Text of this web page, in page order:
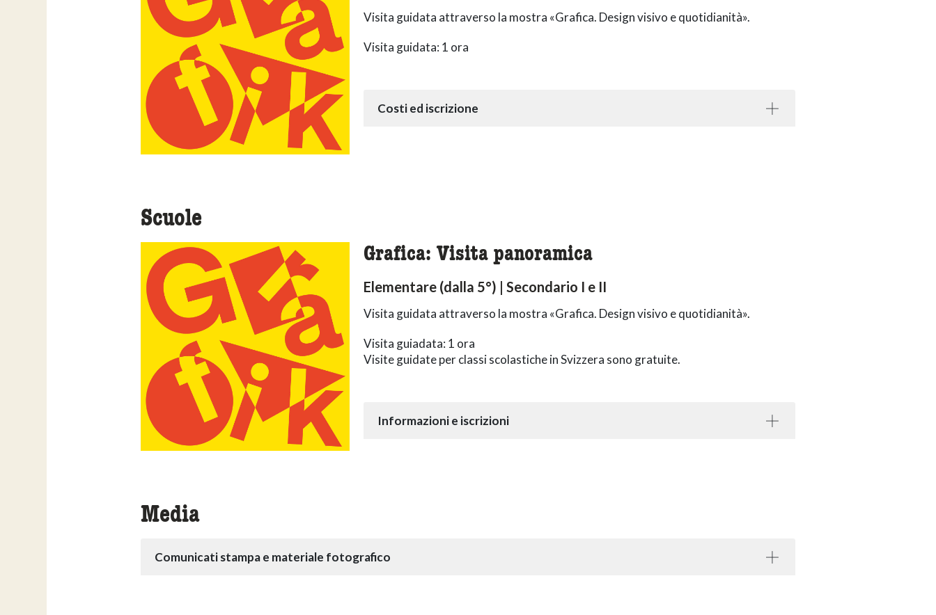
Visita guidata attraverso la mostra «Grafica. Design visivo e quotidianità».
Visita guidata: 1 ora
Costi ed iscrizione
Scuole
Grafica: Visita panoramica
Elementare (dalla 5°) | Secondario I e II
Visita guidata attraverso la mostra «Grafica. Design visivo e quotidianità».
Visita guiadata: 1 ora
Visite guidate per classi scolastiche in Svizzera sono gratuite.
Informazioni e iscrizioni
Media
Comunicati stampa e materiale fotografico